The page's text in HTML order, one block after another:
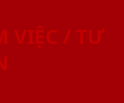
VIỆC / TƯ